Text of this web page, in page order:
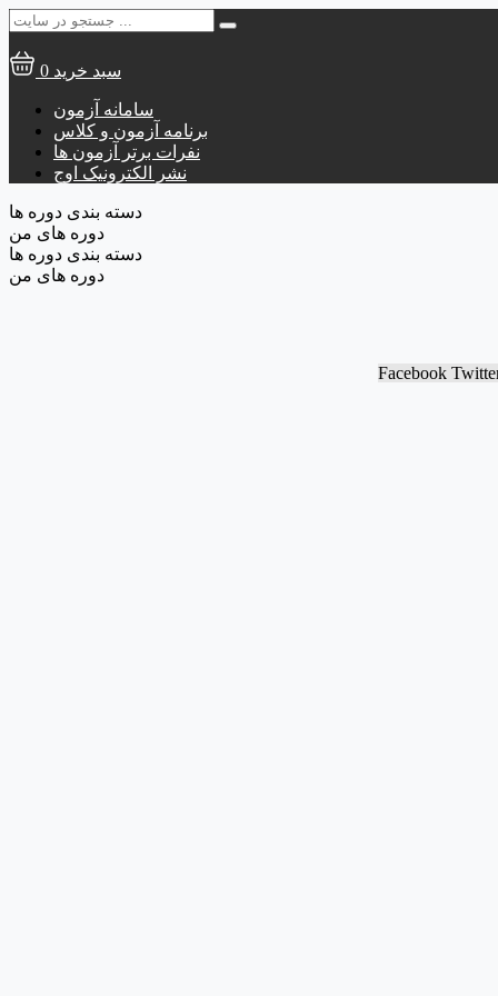
جستجو
سبد خرید 0
سامانه آزمون
برنامه آزمون و کلاس
نفرات برتر آزمون ها
نشر الکترونیک اوج
دسته بندی دوره ها
دوره های من
دسته بندی دوره ها
دوره های من
Facebook